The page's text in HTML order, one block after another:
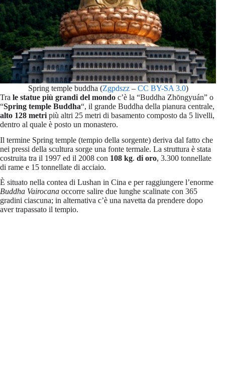
Spring temple buddha (Zgpdszz– CC BY-SA 3.0)
Tra le statue più grandi del mondo c’è la “Buddha Zhōngyuán” o
“Spring temple Buddha“, il grande Buddha della pianura centrale,
alto 128 metri più altri 25 metri di basamento composto da 5 livelli,
dentro al quale è posto un monastero.
Il termine Spring temple (tempio della sorgente) deriva dal fatto che
nei pressi della scultura sorge una fonte termale. La struttura è stata
costruita tra il 1997 ed il 2008 con 108 kg. di oro, 3.300 tonnellate
di rame e 15 tonnellate di acciaio.
È situato nella contea di Lushan in Cina e per raggiungere l’enorme
Buddha Vairocana occorre salire due lunghe scalinate con 365
gradini ciascuna; in alternativa c’è una navetta da prendere dopo
aver trapassato il tempio.